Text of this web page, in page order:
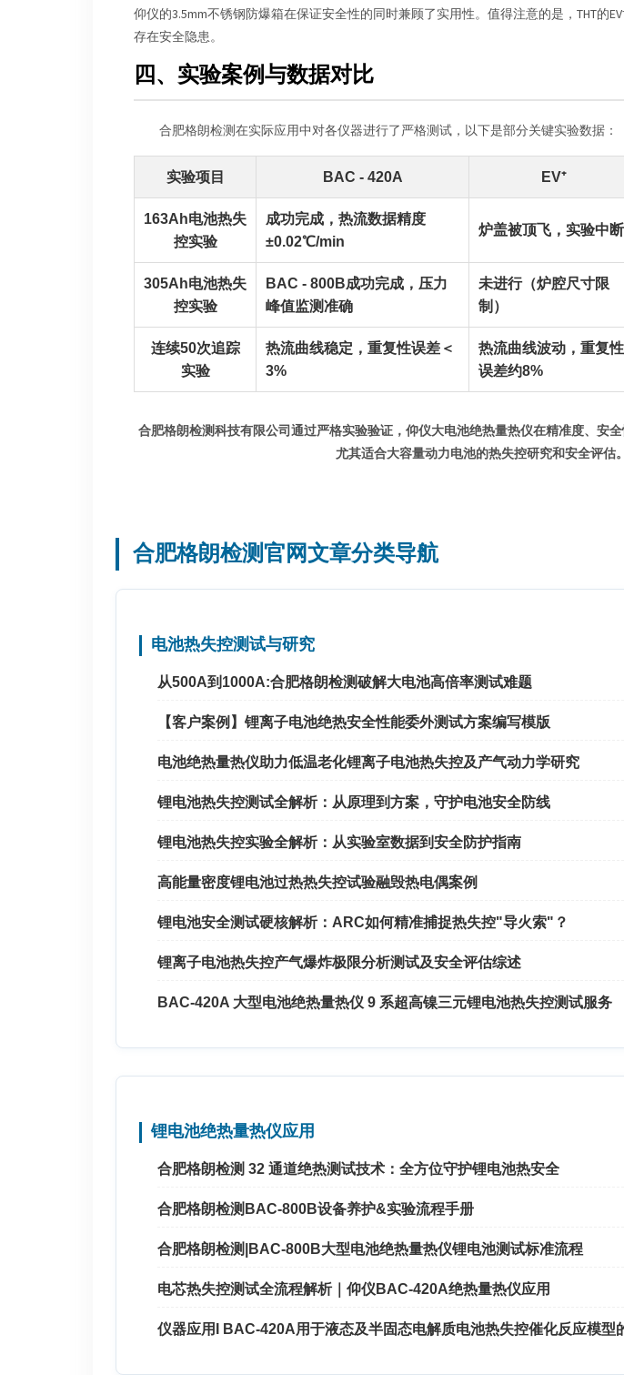
仰仪的3.5mm不锈钢防爆箱在保证安全性的同时兼顾了实用性。值得注意的是，THT的
存在安全隐患。
四、实验案例与数据对比
合肥格朗检测在实际应用中对各仪器进行了严格测试，以下是部分关键实验数据：
实验项目 BAC - 420A EV⁺
163Ah电池热失
控实验
成功完成，热流数据精度
±0.02℃/min
炉盖被顶飞，实验中断
305Ah电池热失
控实验
BAC - 800B成功完成，压力
峰值监测准确
未进行（炉腔尺寸限
制）
连续50次追踪
实验
热流曲线稳定，重复性误差＜
3%
热流曲线波动，重复性
误差约8%
合肥格朗检测科技有限公司通过严格实验验证，仰仪大电池绝热量热仪在精准度、安
尤其适合大容量动力电池的热失控研究和安全评估。
合肥格朗检测官网文章分类导航
电池热失控测试与研究
从500A到1000A:合肥格朗检测破解大电池高倍率测试难题
【客户案例】锂离子电池绝热安全性能委外测试方案编写模版
电池绝热量热仪助力低温老化锂离子电池热失控及产气动力学研究
锂电池热失控测试全解析：从原理到方案，守护电池安全防线
锂电池热失控实验全解析：从实验室数据到安全防护指南
高能量密度锂电池过热热失控试验融毁热电偶案例
锂电池安全测试硬核解析：ARC如何精准捕捉热失控"导火索"？
锂离子电池热失控产气爆炸极限分析测试及安全评估综述
BAC-420A 大型电池绝热量热仪 9 系超高镍三元锂电池热失控测试服务
锂电池绝热量热仪应用
合肥格朗检测 32 通道绝热测试技术：全方位守护锂电池热安全
合肥格朗检测BAC-800B设备养护&实验流程手册
合肥格朗检测|BAC-800B大型电池绝热量热仪锂电池测试标准流程
电芯热失控测试全流程解析｜仰仪BAC-420A绝热量热仪应用
仪器应用I BAC-420A用于液态及半固态电解质电池热失控催化反应模型